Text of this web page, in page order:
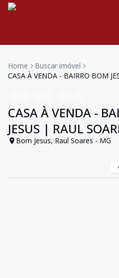
Home
Buscar imóvel
CASA À VENDA - BAIRRO BOM
CASA À VENDA -
JESUS | RAUL
Bom Jesus, Raul Soares - MG